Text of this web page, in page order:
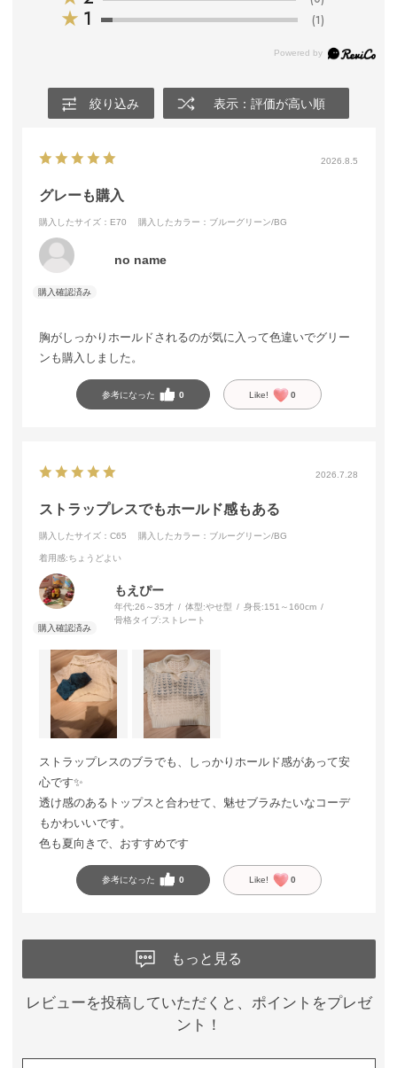
★ 1 (1)
絞り込み 表示：評価が高い順
2026.8.5
グレーも購入
購入したサイズ：E70 購入したカラー：ブルーグリーン/BG
no name
胸がしっかりホールドされるのが気に入って色違いでグリー
ンも購入しました。
参考になった 0 Like! 0
2026.7.28
ストラップレスでもホールド感もある
購入したサイズ：C65 購入したカラー：ブルーグリーン/BG
着用感:ちょうどよい
もえぴー
年代:26～35才 体型:やせ型 身長:151～160cm
骨格タイプ: ストレート
ストラップレスのブラでも、しっかりホールド感があって安
心です✨
透け感のあるトップスと合わせて、魅せブラみたいなコーデ
もかわいいです。
色も夏向きで、おすすめです
参考になった 0 Like! 0
もっと見る
レビューを投稿していただくと、ポイントをプレゼ
ント！